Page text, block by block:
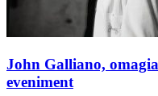
John Galliano,
eveniment